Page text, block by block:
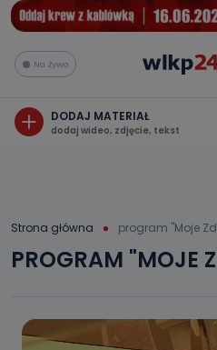
Na żywo
DODAJ MATERIAŁ
dodaj wideo, zdjęcie, tekst
Strona główna program "Moje
PROGRAM "MOJE